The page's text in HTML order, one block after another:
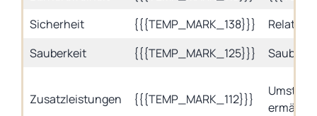
Sicherheit
{{{TEMP_MARK_138}}}
Relativ
Sauberkeit
{{{TEMP_MARK_125}}} Sauber
Zusatzleistungen {{{TEMP_MARK_112}}}